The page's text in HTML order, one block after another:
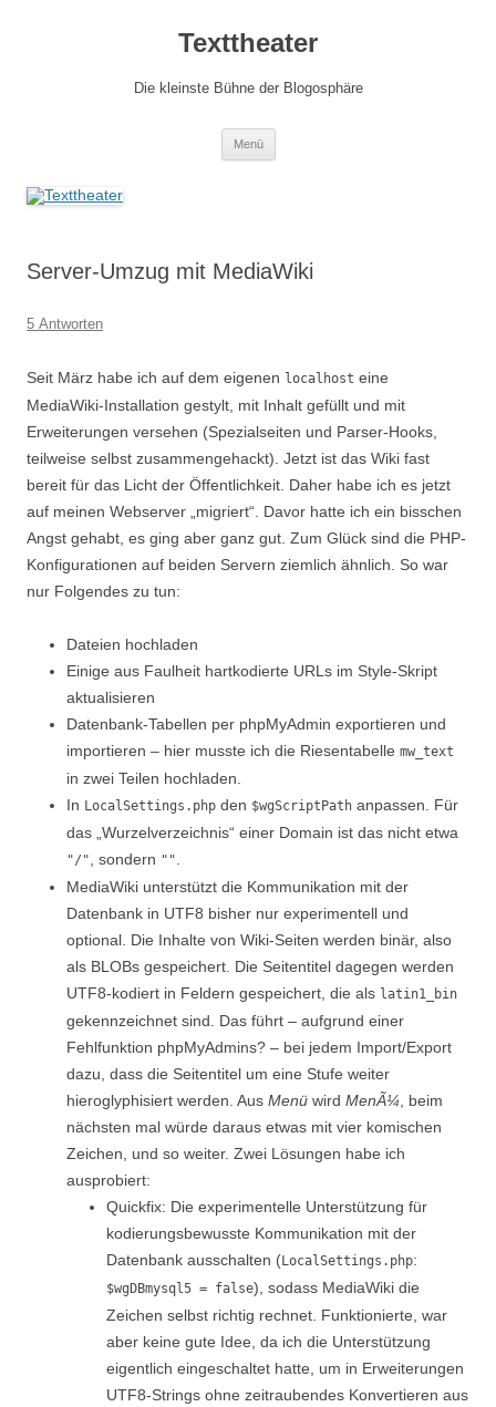
Texttheater
Die kleinste Bühne der Blogosphäre
Menü
Server-Umzug mit MediaWiki
5 Antworten
Seit März habe ich auf dem eigenen localhost eine
MediaWiki-Installation gestylt, mit Inhalt gefüllt und mit
Erweiterungen versehen (Spezialseiten und Parser-Hooks,
teilweise selbst zusammengehackt). Jetzt ist das Wiki fast
bereit für das Licht der Öffentlichkeit. Daher habe ich es jetzt
auf meinen Webserver „migriert“. Davor hatte ich ein bisschen
Angst gehabt, es ging aber ganz gut. Zum Glück sind die PHP-
Konfigurationen auf beiden Servern ziemlich ähnlich. So war
nur Folgendes zu tun:
Dateien hochladen
Einige aus Faulheit hartkodierte URLs im Style-Skript
aktualisieren
Datenbank-Tabellen per phpMyAdmin exportieren und
importieren – hier musste ich die Riesentabelle mw_text
in zwei Teilen hochladen.
In LocalSettings.php den $wgScriptPath anpassen. Für
das „Wurzelverzeichnis“ einer Domain ist das nicht etwa
"/" , sondern ""
MediaWiki unterstützt die Kommunikation mit der
Datenbank in UTF8 bisher nur experimentell und
optional. Die Inhalte von Wiki-Seiten werden binär, also
als BLOBs gespeichert. Die Seitentitel dagegen werden
UTF8-kodiert in Feldern gespeichert, die als latin1_bin
gekennzeichnet sind. Das führt – aufgrund einer
Fehlfunktion phpMyAdmins? – bei jedem Import/Export
dazu, dass die Seitentitel um eine Stufe weiter
hieroglyphisiert werden. Aus Menü wird MenÃ¼ , beim
nächsten mal würde daraus etwas mit vier komischen
Zeichen, und so weiter. Zwei Lösungen habe ich
ausprobiert:
Quickfix: Die experimentelle Unterstützung für
kodierungsbewusste Kommunikation mit der
Datenbank ausschalten (LocalSettings.php:
$wgDBmysql5 = false), sodass MediaWiki die
Zeichen selbst richtig rechnet. Funktionierte, war
aber keine gute Idee, da ich die Unterstützung
eigentlich eingeschaltet hatte, um in Erweiterungen
UTF8-Strings ohne zeitraubendes Konvertieren aus